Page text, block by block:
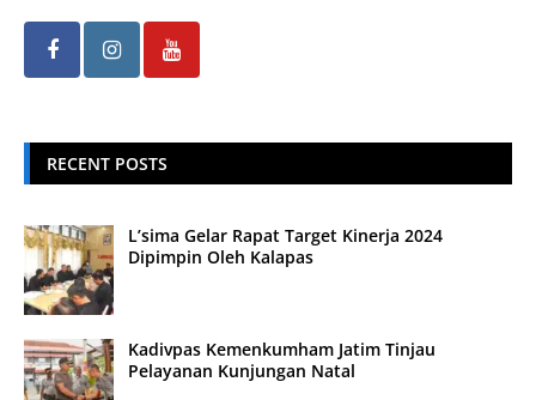
RECENT POSTS
L’sima Gelar Rapat Target Kinerja 2024
Dipimpin Oleh Kalapas
Kadivpas Kemenkumham Jatim Tinjau
Pelayanan Kunjungan Natal